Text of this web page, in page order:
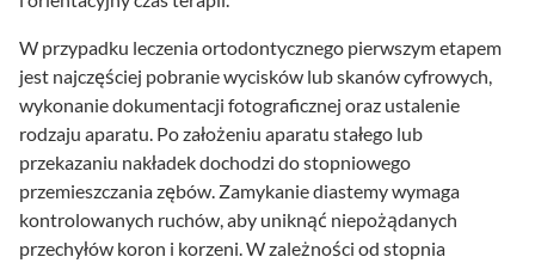
W przypadku leczenia ortodontycznego pierwszym etapem
jest najczęściej pobranie wycisków lub skanów cyfrowych,
wykonanie dokumentacji fotograficznej oraz ustalenie
rodzaju aparatu. Po założeniu aparatu stałego lub
przekazaniu nakładek dochodzi do stopniowego
przemieszczania zębów. Zamykanie diastemy wymaga
kontrolowanych ruchów, aby uniknąć niepożądanych
przechyłów koron i korzeni. W zależności od stopnia